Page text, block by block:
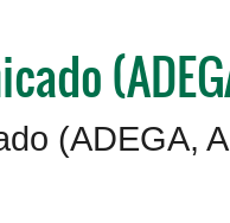
(ADEGA,